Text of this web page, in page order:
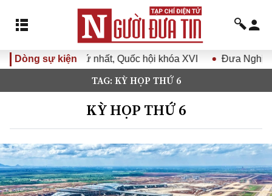
Dòng sự kiện
Quốc hội khóa XVI Đưa Nghị quyết Đại hội Đảng XIV
TAG: KỲ HỌP THỨ 6
KỲ HỌP THỨ 6